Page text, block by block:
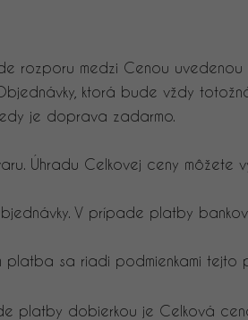
rozporu medzi Cenou uvedenou
ktorá bude vždy
je doprava zadarmo.
Úhradu Celkovej ceny môžete
V prípade platby
platba sa riadi podmienkami tejto
platby dobierkou je Celková